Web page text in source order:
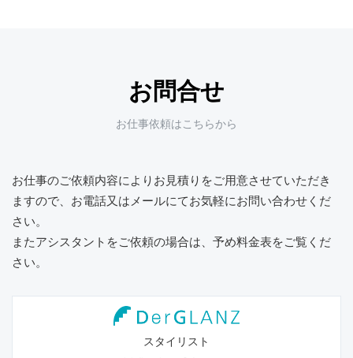
お問合せ
お仕事依頼はこちらから
お仕事のご依頼内容によりお見積りをご用意させていただき
ますので、 お電話又はメールにてお気軽にお問い合わせくだ
さい。
またアシスタントをご依頼の場合は、予め料金表をご覧くだ
さい。
スタイリスト